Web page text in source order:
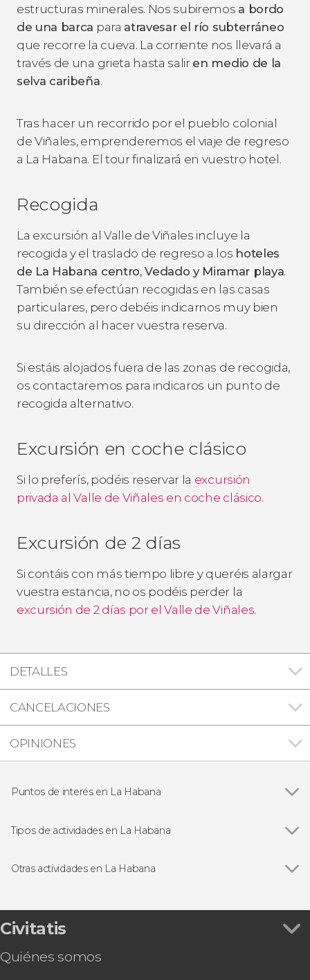
estructuras minerales. Nos subiremos a bordo
de una barca para atravesar el río subterráneo
que recorre la cueva. La corriente nos llevará a
través de una grieta hasta salir en medio de la
selva caribeña.
Tras hacer un recorrido por el pueblo colonial
de Viñales, emprenderemos el viaje de regreso
a La Habana. El tour finalizará en vuestro hotel.
Recogida
La excursión al Valle de Viñales incluye la
recogida y el traslado de regreso a los hoteles
de La Habana centro, Vedado y Miramar playa.
También se efectúan recogidas en las casas
particulares, pero debéis indicarnos muy bien
su dirección al hacer vuestra reserva.
Si estáis alojados fuera de las zonas de recogida,
os contactaremos para indicaros un punto de
recogida alternativo.
Excursión en coche clásico
Si lo preferís, podéis reservar la excursión
privada al Valle de Viñales en coche clásico.
Excursión de 2 días
Si contáis con más tiempo libre y queréis alargar
vuestra estancia, no os podéis perder la
excursión de 2 días por el Valle de Viñales.
DETALLES
CANCELACIONES
OPINIONES
Puntos de interés en La Habana
Tipos de actividades en La Habana
Free Tour
Gastronomía y enoturismo
Otras actividades en La Habana
Taller de puros cubanos
Tour de bares por La Habana
Espectáculo en el Cabaret Parisien
Civitatis
Quiénes somos